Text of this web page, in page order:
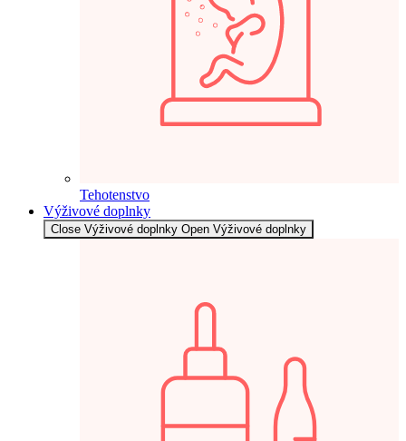
Tehotenstvo
Výživové doplnky
Close Výživové doplnky Open Výživové doplnky